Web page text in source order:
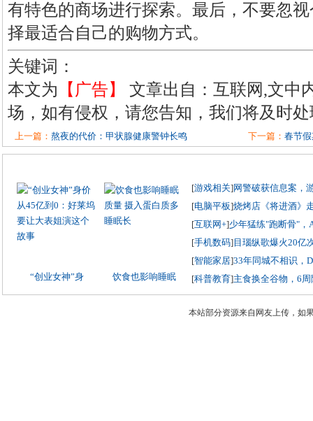
有特色的商场进行探索。最后，不要忽
择最适合自己的购物方式。
关键词：
本文为 【广告】
文章出自：互联网,文中
场，如有侵权，请您告知，我们将及时
上一篇： 熬夜的代价：甲状腺健康警钟长鸣 下一篇： 春节
“创业女神”身 饮食也影响睡眠
[游戏相关]网警破获信息案，
[电脑平板]烧烤店《将进酒》
[互联网+]少年猛练"跑断骨"，
[手机数码]目瑙纵歌爆火20亿
[智能家居]33年同城不相识，
[科普教育]主食换全谷物，6
本站部分资源来自网友上传，如